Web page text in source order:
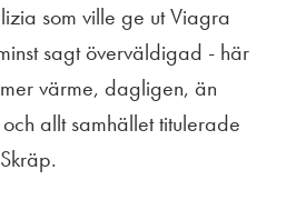
som ville ge ut Viagra
sagt överväldigad - här
värme, dagligen, än
allt samhället titulerade